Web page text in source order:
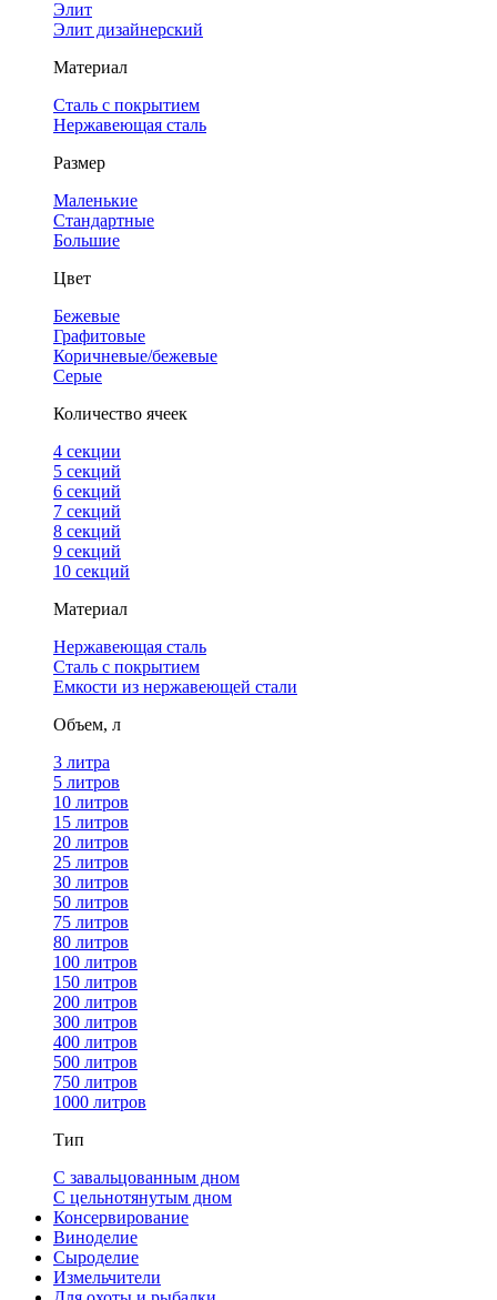
Элит
Элит дизайнерский
Материал
Сталь с покрытием
Нержавеющая сталь
Размер
Маленькие
Стандартные
Большие
Цвет
Бежевые
Графитовые
Коричневые/бежевые
Серые
Количество ячеек
4 cекции
5 секций
6 секций
7 секций
8 секций
9 секций
10 секций
Материал
Нержавеющая сталь
Сталь с покрытием
Емкости из нержавеющей стали
Объем, л
3 литра
5 литров
10 литров
15 литров
20 литров
25 литров
30 литров
50 литров
75 литров
80 литров
100 литров
150 литров
200 литров
300 литров
400 литров
500 литров
750 литров
1000 литров
Тип
С завальцованным дном
С цельнотянутым дном
Консервирование
Виноделие
Сыроделие
Измельчители